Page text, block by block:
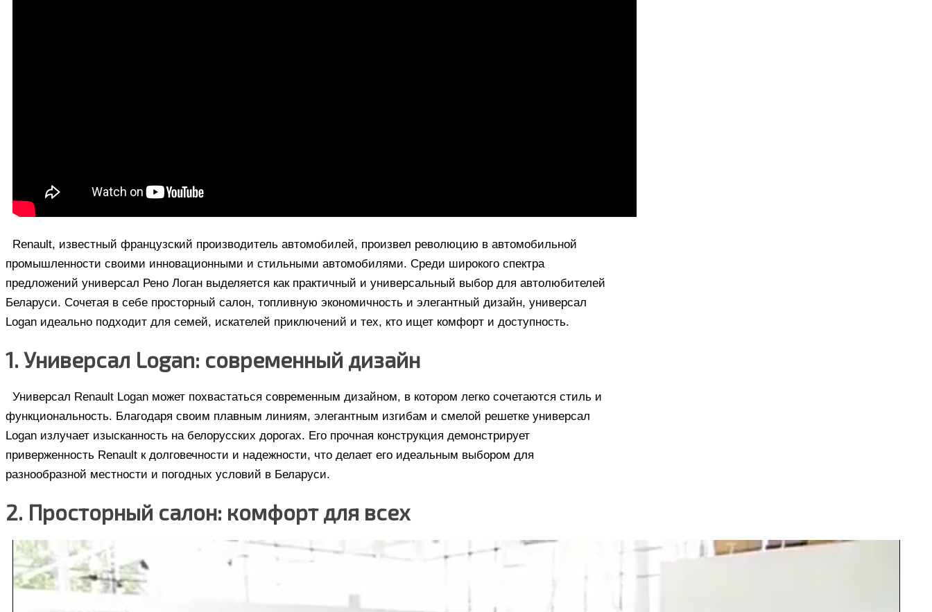
Renault, известный французский производитель автомобилей, произвел революцию в автомобильной
промышленности своими инновационными и стильными автомобилями. Среди широкого спектра
предложений универсал Рено Логан выделяется как практичный и универсальный выбор для автолюбителей
Беларуси. Сочетая в себе просторный салон, топливную экономичность и элегантный дизайн, универсал
Logan идеально подходит для семей, искателей приключений и тех, кто ищет комфорт и доступность.
1. Универсал Logan: современный дизайн
Универсал Renault Logan может похвастаться современным дизайном, в котором легко сочетаются стиль и
функциональность. Благодаря своим плавным линиям, элегантным изгибам и смелой решетке универсал
Logan излучает изысканность на белорусских дорогах. Его прочная конструкция демонстрирует
приверженность Renault к долговечности и надежности, что делает его идеальным выбором для
разнообразной местности и погодных условий в Беларуси.
2. Просторный салон: комфорт для всех